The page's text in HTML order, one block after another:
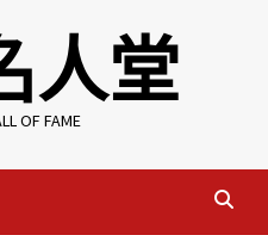
人堂
OF FAME